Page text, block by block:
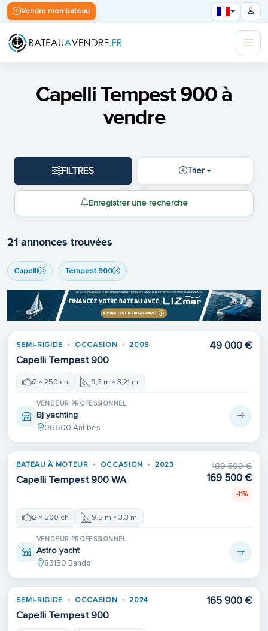
Vendre mon bateau
Capelli Tempest 900 à
vendre
FILTRES Trier
Enregistrer une recherche
21 annonces trouvées
Capelli Tempest 900
SEMI-RIGIDE OCCASION 2008
Capelli Tempest 900
49 000 €
2 × 250 ch 9,3 m × 3,21 m
VENDEUR PROFESSIONNEL
Bj yachting
06600 Antibes
1ÈRE MAIN
BATEAU À MOTEUR OCCASION 2023
Capelli Tempest 900 WA
189 500 €
169 500 €
-11%
2 × 500 ch 9,5 m × 3,3 m
VENDEUR PROFESSIONNEL
Astro yacht
83150 Bandol
SEMI-RIGIDE OCCASION 2024
Capelli Tempest 900
165 900 €